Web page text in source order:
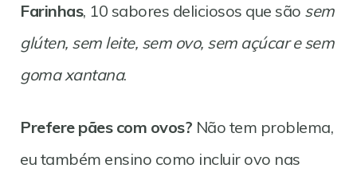
Farinhas, 10 sabores deliciosos que são sem
glúten, sem leite, sem ovo, sem açúcar e sem
goma xantana.
Prefere pães com ovos? Não tem problema,
eu também ensino como incluir ovo nas